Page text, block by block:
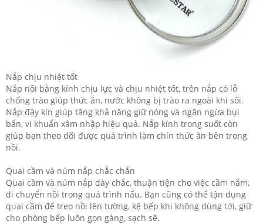
Nắp chịu nhiệt tốt
Nắp nồi bằng kính chịu lực và chịu nhiệt tốt, trên nắp có lỗ
chống trào giúp thức ăn, nước không bị trào ra ngoài khi sôi.
Nắp đậy kín giúp tăng khả năng giữ nóng và ngăn ngừa bụi
bẩn, vi khuẩn xâm nhập hiệu quả. Nắp kính trong suốt còn
giúp bạn theo dõi được quá trình làm chín thức ăn bên trong
nồi.
Quai cầm và núm nắp chắc chắn
Quai cầm và núm nắp dày chắc, thuận tiện cho việc cầm nắm,
di chuyển nồi trong quá trình nấu. Bạn cũng có thể tận dụng
quai cầm để treo nồi lên tường, kệ bếp khi không dùng tới, giữ
cho phòng bếp luôn gọn gàng, sạch sẽ.